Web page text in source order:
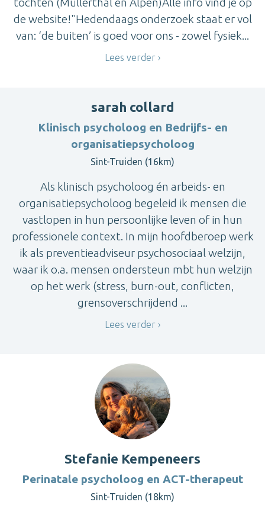
de website!"Hedendaags onderzoek staat er vol
van: ‘de buiten’ is goed voor ons - zowel fysiek...
Lees verder
sarah collard
Klinisch psycholoog en Bedrijfs- en
organisatiepsycholoog
Sint-Truiden (16km)
Als klinisch psycholoog én arbeids- en
organisatiepsycholoog begeleid ik mensen die
vastlopen in hun persoonlijke leven of in hun
professionele context. In mijn hoofdberoep werk
ik als preventieadviseur psychosociaal welzijn,
waar ik o.a. mensen ondersteun mbt hun welzijn
op het werk (stress, burn-out, conflicten,
grensoverschrijdend ...
Lees verder
Stefanie Kempeneers
Perinatale psycholoog en ACT-therapeut
Sint-Truiden (18km)